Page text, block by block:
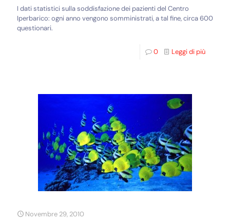
I dati statistici sulla soddisfazione dei pazienti del Centro
Iperbarico: ogni anno vengono somministrati, a tal fine, circa 600
questionari.
0 Leggi di più
Novembre 29, 2010